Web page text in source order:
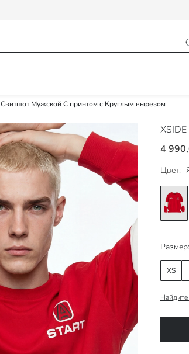
Свитшот Мужской С принтом с Круглым вырезом
XSIDE
4
Цвет:
Размер:
XS